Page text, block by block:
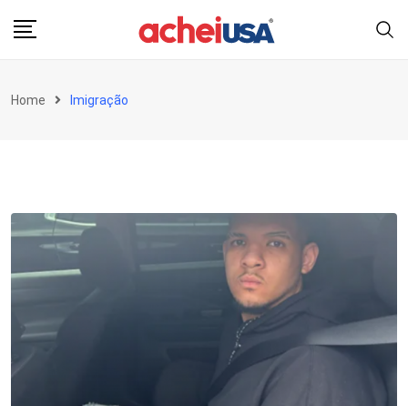
Home Imigração